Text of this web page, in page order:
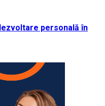
personală în